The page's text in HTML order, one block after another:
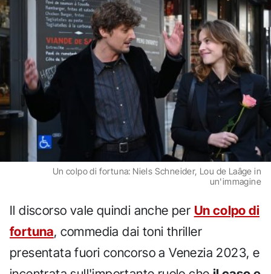
Un colpo di fortuna: Niels Schneider, Lou de Laâge in
un'immagine
Il discorso vale quindi anche per Un colpo di
fortuna, commedia dai toni thriller
presentata fuori concorso a Venezia 2023, e